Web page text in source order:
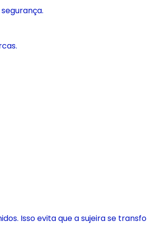
Isso evita que a sujeira se